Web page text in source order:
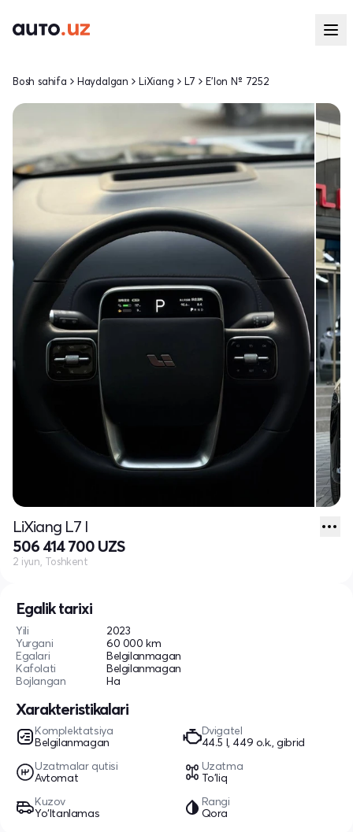
Egalik tarixi
Yili
2023
Yurgani
60 000 km
Egalari
Belgilanmagan
Kafolati
Belgilanmagan
Bojlangan
Ha
Xarakteristikalari
Komplektatsiya
Belgilanmagan
Dvigatel
44.5 l, 449 o.k., gibrid
Uzatmalar qutisi
Avtomat
Uzatma
To'liq
Kuzov
Yo‘ltanlamas
Rangi
Qora
Bosh sahifa Haydalgan LiXiang L7 E'lon № 7252
LiXiang L7 I
506 414 700 UZS
2 iyun, Toshkent